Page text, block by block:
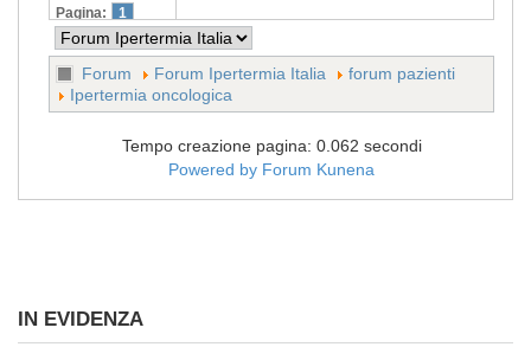
Pagina: 1
Forum Forum Ipertermia Italia
forum pazienti
Ipertermia oncologica
Tempo creazione pagina: 0.062 secondi
Powered by Forum Kunena
IN EVIDENZA